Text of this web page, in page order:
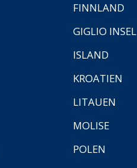
FINNLAND
GIGLIO INSEL
ISLAND
KROATIEN
LITAUEN
MOLISE
POLEN